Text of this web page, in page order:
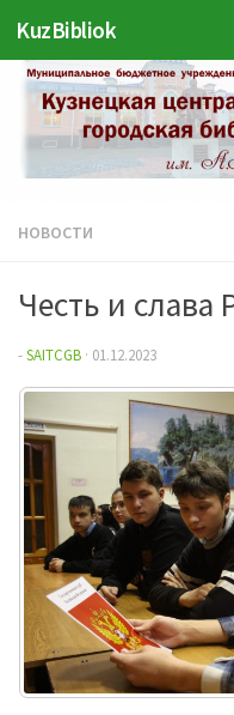
Перейти к содержимому
KuzBibliok
НОВОСТИ
Честь и слава
-SAITCGB · 01.12.2023